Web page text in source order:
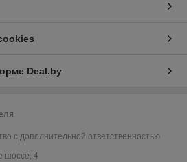
Deal.by
с дополнительной ответственностью
шоссе, 4